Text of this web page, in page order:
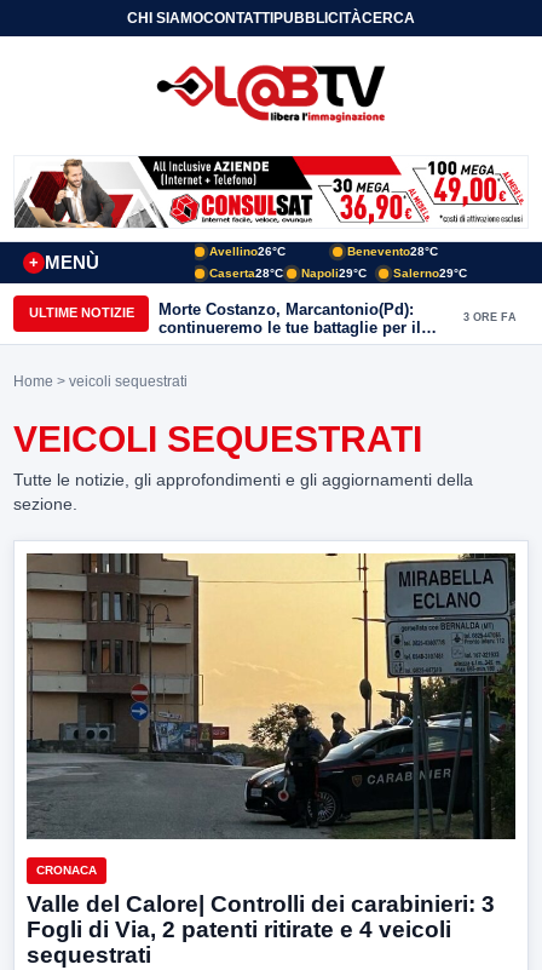
CHI SIAMOCONTATTIPUBBLICITÀCERCA
MENÙ
+
Avellino26°C Benevento28°C
Caserta28°C Napoli29°C Salerno29°C
ULTIME NOTIZIE
Morte Costanzo, Marcantonio(Pd):
continueremo le tue battaglie per il
Sannio
3 ORE FA
Home > veicoli sequestrati
VEICOLI SEQUESTRATI
Tutte le notizie, gli approfondimenti e gli aggiornamenti della
sezione.
CRONACA
Valle del Calore| Controlli dei carabinieri: 3
Fogli di Via, 2 patenti ritirate e 4 veicoli
sequestrati